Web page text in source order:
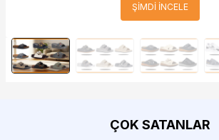
ŞİMDİ İNCELE
ÇOK SATANLAR